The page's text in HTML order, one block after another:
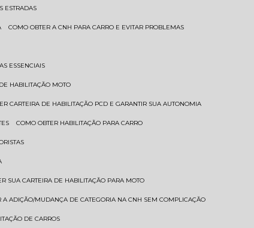
ESTRADAS
COMO OBTER A CNH PARA CARRO E EVITAR PROBLEMAS
ESSENCIAIS
HABILITAÇÃO MOTO
CARTEIRA DE HABILITAÇÃO PCD E GARANTIR SUA AUTONOMIA
COMO OBTER HABILITAÇÃO PARA CARRO
SUA CARTEIRA DE HABILITAÇÃO PARA MOTO
A ADIÇÃO/MUDANÇA DE CATEGORIA NA CNH SEM COMPLICAÇÃO
DE CARROS